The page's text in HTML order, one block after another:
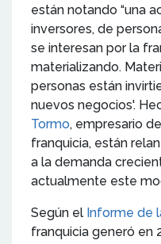
están notando “una
inversores, de
se interesan por la
materializando.
personas están
nuevos negocios'.
Tormo, empresario
franquicia, están
a la demanda
actualmente este
Según el Informe de
franquicia generó en